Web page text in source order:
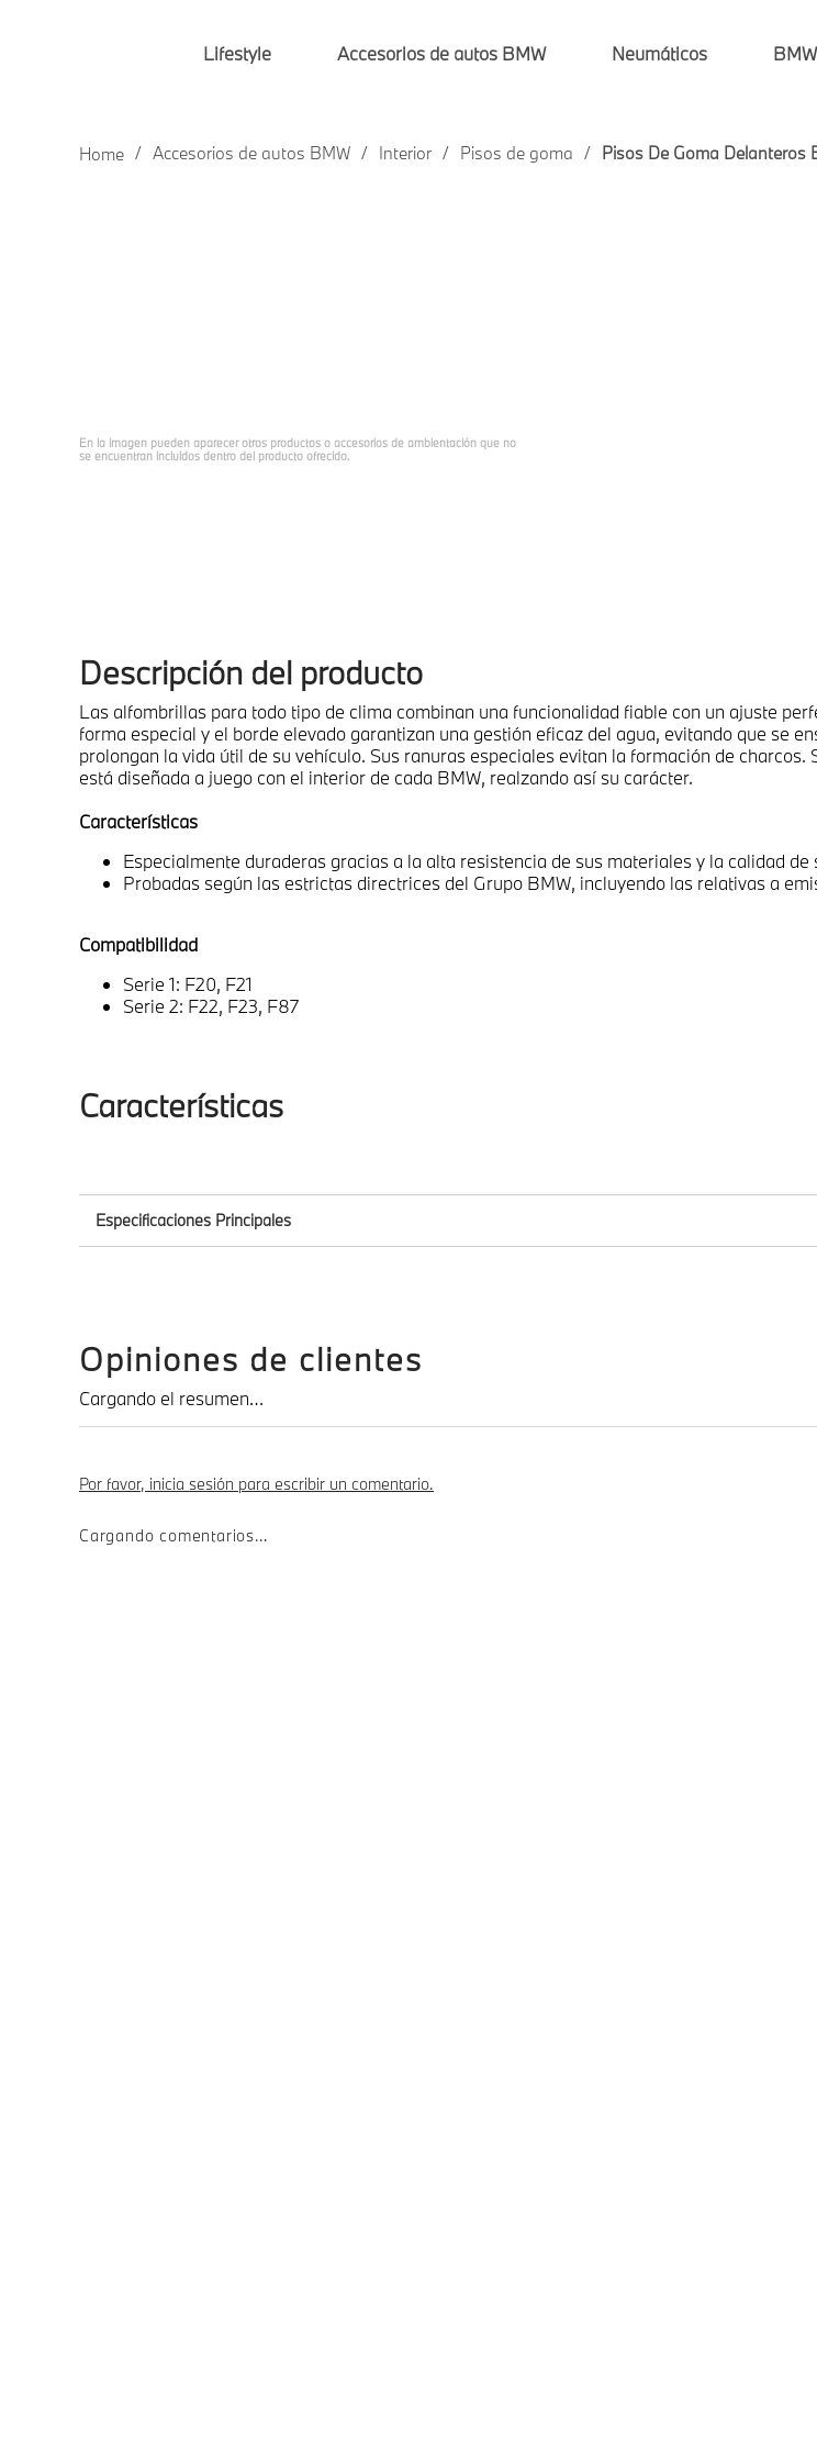
Lifestyle Accesorios de autos BMW Neumáticos
Accesorios de autos BMW Interior Pisos de goma Pisos De Goma Delanteros
En la imagen pueden aparecer otros productos o accesorios de ambientación que no
se encuentran incluidos dentro del producto ofrecido.
Descripción del producto
Las alfombrillas para todo tipo de clima combinan una funcionalidad fiable con un ajuste
forma especial y el borde elevado garantizan una gestión eficaz del agua, evitando que se
prolongan la vida útil de su vehículo. Sus ranuras especiales evitan la formación de
está diseñada a juego con el interior de cada BMW, realzando así su carácter.
Características
Especialmente duraderas gracias a la alta resistencia de sus materiales y la calidad de
Probadas según las estrictas directrices del Grupo BMW, incluyendo las relativas a
Compatibilidad
Serie 1: F20, F21
Serie 2: F22, F23, F87
Características
Especificaciones Principales
Opiniones de clientes
Cargando el resumen…
Por favor, inicia sesión para escribir un comentario.
Cargando comentarios…